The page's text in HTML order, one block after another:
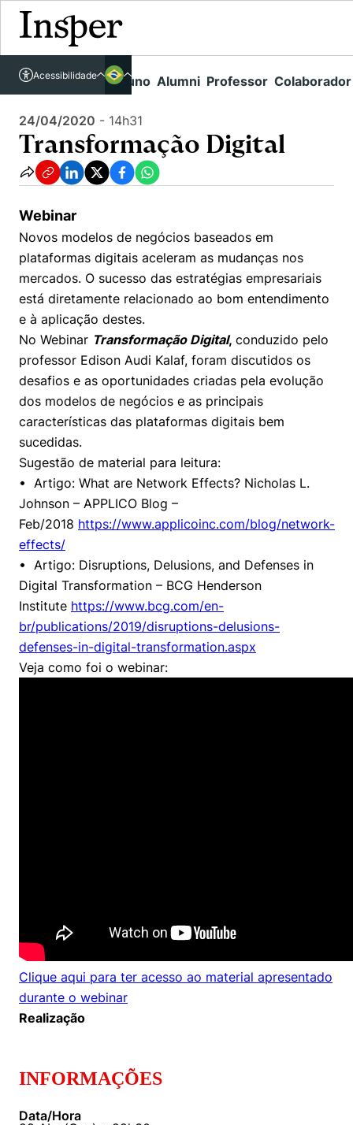
Links rápidos Aluno Alumni Professor Colaborador
Acessibilidade
Acessível em libras
Vestibular
Graduação
Todas as Engenharias
Engenharia de Computação
Engenharia de Produção
Engenharia Mecatrônica
Economia
Finanças
Negócios
Educação Executiva
Busca por Áreas de Conhecimento
Quem Somos
O Insper
Internacional
Student Life
Núcleo de Carreiras
Hub de Inovação e Empreendedorismo
Como funciona
Prêmio Duda Ermírio de Moraes
Como funciona
Resolução Eficaz de Problemas
Oportunidade de Negócios
Women in Action
Sala de Imprensa
Comunidade Transforme
Missão
Projetos Sociais
Lista de doadores
Pesquisa
Pesquisa no Insper
Centros de Conhecimento
Cátedras
Centro de Dados e IA
Biblioteca Telles
Repositório Institucional
Pesquisa na Graduação
Seminários Acadêmicos
Comitê de Ética em Pesquisa
Conteúdos
Eventos
Newsletters
Notícias
Youtube
Instagram
Linkedin
Unidades Acadêmicas
Gestão e Economia
Engenharia e Ciência da Computação
Corpo Docente
Busca por docentes
Áreas de Conhecimento
Prêmios de Excelência
Ensino e aprendizagem
Fale Conosco
Atendimento
Visite o Insper
Canal de Ética
Ouvidoria
Portal da Privacidade
Insper - Home Page\Agenda de Eventos - arquivo \
24/04/2020 - 14h31
Transformação Digital
Webinar
Novos modelos de negócios baseados em
plataformas digitais aceleram as mudanças nos
mercados. O sucesso das estratégias empresariais
está diretamente relacionado ao bom entendimento
e à aplicação destes.
No Webinar Transformação Digital, conduzido pelo
professor Edison Audi Kalaf, foram discutidos os
desafios e as oportunidades criadas pela evolução
dos modelos de negócios e as principais
características das plataformas digitais bem
sucedidas.
Sugestão de material para leitura:
• Artigo: What are Network Effects? Nicholas L.
Johnson – APPLICO Blog –
Feb/2018 https://www.applicoinc.com/blog/network-
effects/
• Artigo: Disruptions, Delusions, and Defenses in
Digital Transformation – BCG Henderson
Institute https://www.bcg.com/en-
br/publications/2019/disruptions-delusions-
defenses-in-digital-transformation.aspx
Veja como foi o webinar:
Clique aqui para ter acesso ao material apresentado
durante o webinar
Realização
INFORMAÇÕES
Data/Hora